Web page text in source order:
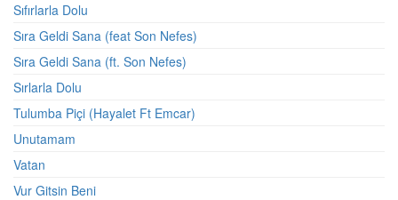
Sıfırlarla Dolu
Sıra Geldi Sana (feat Son Nefes)
Sıra Geldi Sana (ft. Son Nefes)
Sırlarla Dolu
Tulumba Piçi (Hayalet Ft Emcar)
Unutamam
Vatan
Vur Gitsin Beni